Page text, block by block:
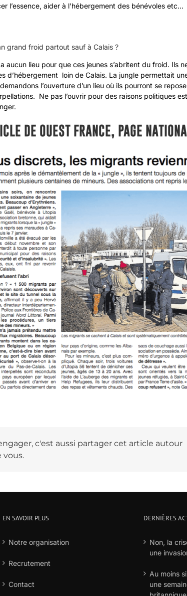
l’essence, aider à l’hébergement des bénévoles etc…
grand froid partout sauf à Calais ?
a aucun lieu pour que ces jeunes s’abritent du froid. Ils
d’hébergement loin de Calais. La jungle permettait
l’ouverture d’un lieu où ils pourront se
Ne pas l’ouvrir pour des raisons politiques
DE OUEST FRANCE, PAGE
c'est aussi partager cet article autour
vous.
EN SAVOIR PLUS
Notre organisation
Recrutement
Contact
DERNIÈRES
Non, la
une
Au moins
une